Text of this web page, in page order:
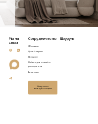
Мы на
связи
Сотрудничество
3D модели
Дизайнерам
Дилерам
Мебель для отелей и
ресторанов
Вакансии
Получить
консультацию
Шоурумы